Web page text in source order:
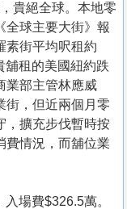
貴絕全球。本地零
全球主要大街》報
素街平均呎租約
舖租的美國紐約跌
業部主管林應威
街，但近兩個月零
，擴充步伐暫時按
費情況，而舖位業
場費$326.5萬。